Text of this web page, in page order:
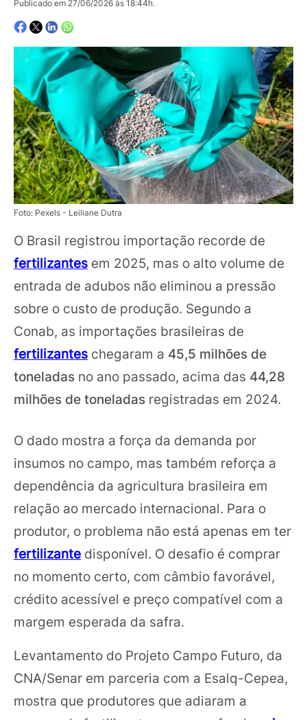
Publicado em 27/06/2026 às 18:44h.
Foto: Pexels - Leiliane Dutra
O Brasil registrou importação recorde de
fertilizantes em 2025, mas o alto volume de
entrada de adubos não eliminou a pressão
sobre o custo de produção. Segundo a
Conab, as importações brasileiras de
fertilizantes chegaram a 45,5 milhões de
toneladas no ano passado, acima das 44,28
milhões de toneladas registradas em 2024.
O dado mostra a força da demanda por
insumos no campo, mas também reforça a
dependência da agricultura brasileira em
relação ao mercado internacional. Para o
produtor, o problema não está apenas em ter
fertilizante disponível. O desafio é comprar
no momento certo, com câmbio favorável,
crédito acessível e preço compatível com a
margem esperada da safra.
Levantamento do Projeto Campo Futuro, da
CNA/Senar em parceria com a Esalq-Cepea,
mostra que produtores que adiaram a